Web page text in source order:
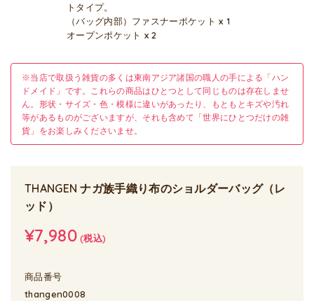
トタイプ。
（バッグ内部）ファスナーポケット x 1
オープンポケット x 2
※当店で取扱う雑貨の多くは東南アジア諸国の職人の手による「ハン
ドメイド」です。これらの商品はひとつとして同じものは存在しませ
ん。形状・サイズ・色・模様に違いがあったり、もともとキズや汚れ
等があるものがございますが、それも含めて「世界にひとつだけの雑
貨」をお楽しみくださいませ。
THANGEN ナガ族手織り布のショルダーバッグ（レ
ッド）
¥7,980(税込)
商品番号
thangen0008